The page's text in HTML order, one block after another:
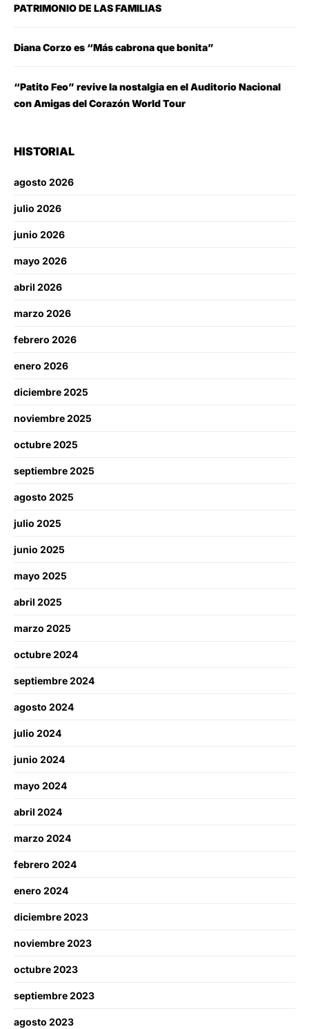
PATRIMONIO DE LAS FAMILIAS
Diana Corzo es “Más cabrona que bonita”
“Patito Feo” revive la nostalgia en el Auditorio Nacional
con Amigas del Corazón World Tour
HISTORIAL
agosto 2026
julio 2026
junio 2026
mayo 2026
abril 2026
marzo 2026
febrero 2026
enero 2026
diciembre 2025
noviembre 2025
octubre 2025
septiembre 2025
agosto 2025
julio 2025
junio 2025
mayo 2025
abril 2025
marzo 2025
octubre 2024
septiembre 2024
agosto 2024
julio 2024
junio 2024
mayo 2024
abril 2024
marzo 2024
febrero 2024
enero 2024
diciembre 2023
noviembre 2023
octubre 2023
septiembre 2023
agosto 2023